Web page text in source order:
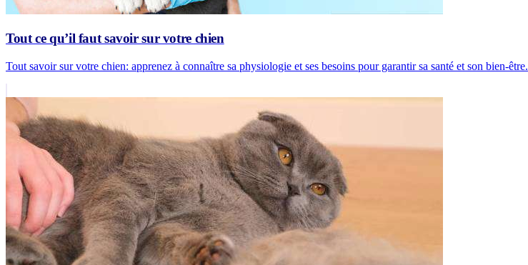
Tout ce qu’il faut savoir sur votre chien
Tout savoir sur votre chien: apprenez à connaître sa physiologie et ses besoins pour garantir sa santé et son bien-être.